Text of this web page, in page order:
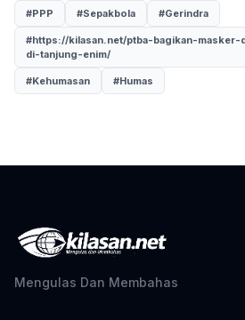
#PPP #Sepakbola #Gerindra
#https://kilasan.net/ptba-bagikan-
di-tanjung-enim/
#Kehumasan #Humas
Mengulas Dan Membahas